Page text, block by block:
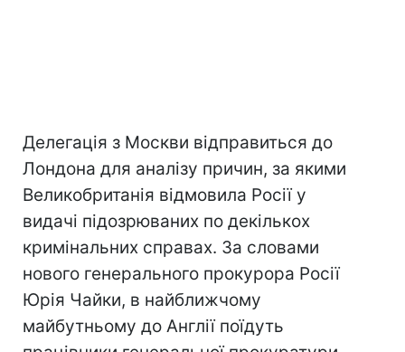
Делегація з Москви відправиться до
Лондона для аналізу причин, за якими
Великобританія відмовила Росії у
видачі підозрюваних по декількох
кримінальних справах. За словами
нового генерального прокурора Росії
Юрія Чайки, в найближчому
майбутньому до Англії поїдуть